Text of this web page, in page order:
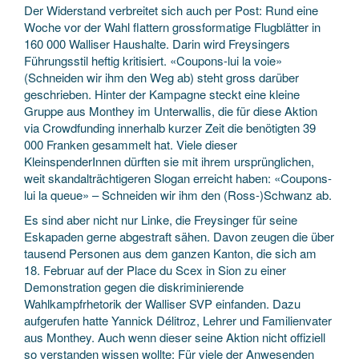
Der Widerstand verbreitet sich auch per Post: Rund eine
Woche vor der Wahl flattern grossformatige Flugblätter in
160 000 Walliser Haushalte. Darin wird Freysingers
Führungsstil heftig kritisiert. «Coupons-lui la voie»
(Schneiden wir ihm den Weg ab) steht gross darüber
geschrieben. Hinter der Kampagne steckt eine kleine
Gruppe aus Monthey im Unterwallis, die für diese Aktion
via Crowdfunding innerhalb kurzer Zeit die benötigten 39
000 Franken gesammelt hat. Viele dieser
KleinspenderInnen dürften sie mit ihrem ursprünglichen,
weit skandalträchtigeren Slogan erreicht haben: «Coupons-
lui la queue» – Schneiden wir ihm den (Ross-)Schwanz ab.
Es sind aber nicht nur Linke, die Freysinger für seine
Eskapaden gerne abgestraft sähen. Davon zeugen die über
tausend Personen aus dem ganzen Kanton, die sich am
18. Februar auf der Place du Scex in Sion zu einer
Demonstration gegen die diskriminierende
Wahlkampfrhetorik der Walliser SVP einfanden. Dazu
aufgerufen hatte Yannick Délitroz, Lehrer und Familienvater
aus Monthey. Auch wenn dieser seine Aktion nicht offiziell
so verstanden wissen wollte: Für viele der Anwesenden